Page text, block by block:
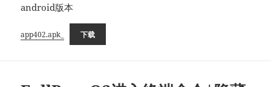
android版本
app402.apk_ 下载